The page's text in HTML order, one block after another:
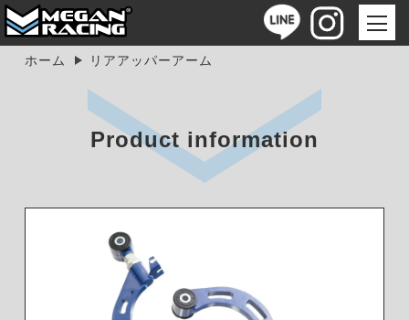
ホーム リアアッパーアーム
Product information